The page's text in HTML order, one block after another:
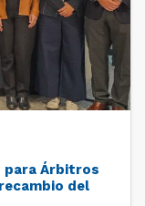
para Árbitros
del